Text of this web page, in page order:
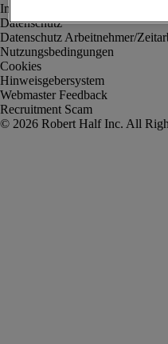
Impressum
Datenschutz
Datenschutz Arbeitnehmer/
Nutzungsbedingungen
Cookies
Hinweisgebersystem
Webmaster Feedback
Recruitment Scam